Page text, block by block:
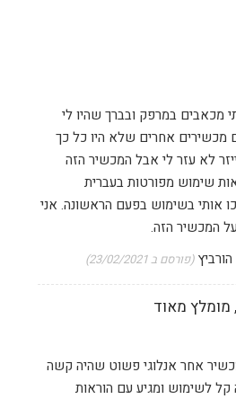
מכאבים במרפק ובברך שהיו לי
מכשירים אחרים שלא היו כל כך
לא עזר לי אבל המכשיר הזה
שימוש מפורטות בעברית
אותי בשימוש בפעם הראשונה. אני
המכשיר הזה.
(פורסם ב 23/02/2021)
מומלץ מאוד
אחר אנלוגי פשוט שהיה קשה
לשימוש ומגיע עם הוראות